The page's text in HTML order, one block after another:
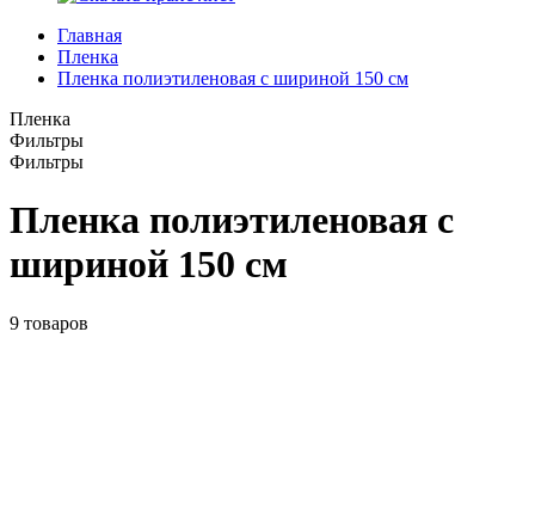
Главная
Пленка
Пленка полиэтиленовая с шириной 150 см
Пленка
Фильтры
Фильтры
Пленка полиэтиленовая с
шириной 150 см
9 товаров